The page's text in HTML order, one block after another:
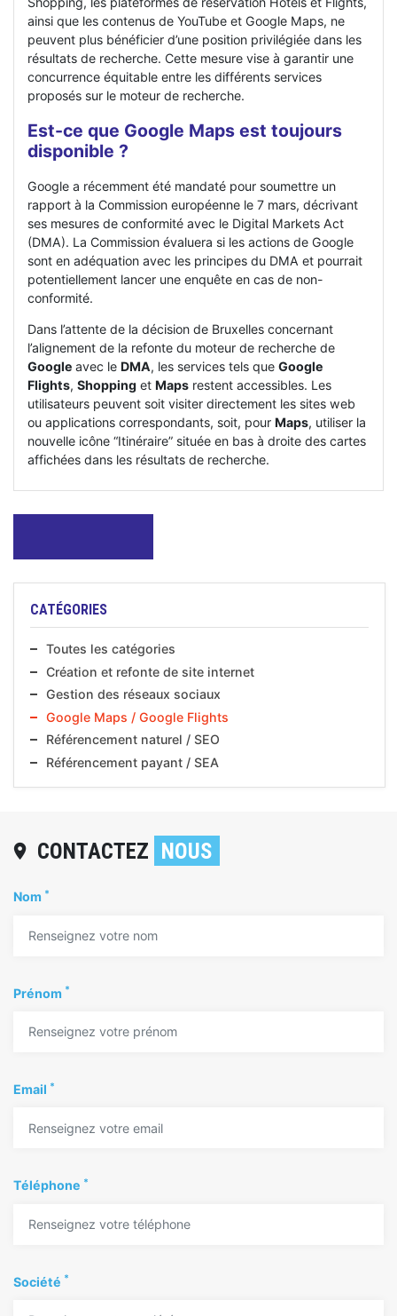
CATÉGORIES
Toutes les catégories
Création et refonte de site internet
Gestion des réseaux sociaux
Google Maps / Google Flights
Référencement naturel / SEO
Référencement payant / SEA
ainsi que les contenus de YouTube et Google Maps, ne
peuvent plus bénéficier d’une position privilégiée dans les
résultats de recherche. Cette mesure vise à garantir une
concurrence équitable entre les différents services
proposés sur le moteur de recherche.
Est-ce que Google Maps est toujours
disponible ?
Google a récemment été mandaté pour soumettre un
rapport à la Commission européenne le 7 mars, décrivant
ses mesures de conformité avec le Digital Markets Act
(DMA). La Commission évaluera si les actions de Google
sont en adéquation avec les principes du DMA et pourrait
potentiellement lancer une enquête en cas de non-
conformité.
Dans l’attente de la décision de Bruxelles concernant
l’alignement de la refonte du moteur de recherche de
Google avec le DMA, les services tels que Google
Flights, Shopping et Maps restent accessibles. Les
utilisateurs peuvent soit visiter directement les sites web
ou applications correspondants, soit, pour Maps, utiliser la
nouvelle icône “Itinéraire” située en bas à droite des cartes
affichées dans les résultats de recherche.
location_on CONTACTEZ NOUS
Nom *
Prénom *
Email *
Téléphone *
Société *